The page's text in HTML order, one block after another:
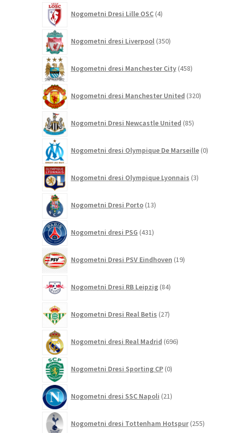
Nogometni Dresi Lille OSC 4izdelki
Nogometni dresi Liverpool 350izdelkov
Nogometni dresi Manchester City 458izdelkov
Nogometni dresi Manchester United 320izdelkov
Nogometni Dresi Newcastle United 85izdelkov
Nogometni dresi Olympique De Marseille 0
Nogometni dresi Olympique Lyonnais 3izdelki
Nogometni Dresi Porto 13izdelkov
Nogometni dresi PSG 431izdelkov
Nogometni Dresi PSV Eindhoven 19izdelkov
Nogometni Dresi RB Leipzig 84izdelkov
Nogometni Dresi Real Betis 27izdelkov
Nogometni dresi Real Madrid 696izdelkov
Nogometni Dresi Sporting CP 0izdelkov
Nogometni dresi SSC Napoli 21izdelkov
Nogometni dresi Tottenham Hotspur 255